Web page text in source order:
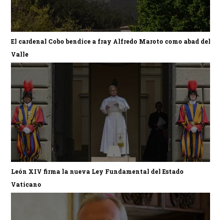
El cardenal Cobo bendice a fray Alfredo Maroto como abad del
Valle
León XIV firma la nueva Ley Fundamental del Estado
Vaticano